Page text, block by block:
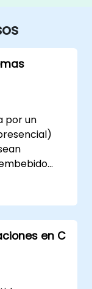
por un
ARM
en C